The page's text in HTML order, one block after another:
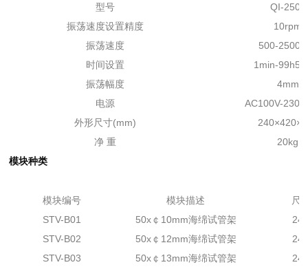
型号
QI-2500
振荡速度设置精度
10rpm
振荡速度
500-
时间设置
1min-
振荡幅度
4mm
电源
AC100V-
外形尺寸(mm)
净 重
20kg
模块种类
模块编号 模块描述
尺
STV-B01
50x￠10mm海绵试管架
STV-B02
50x￠12mm海绵试管架
STV-B03
50x￠13mm海绵试管架